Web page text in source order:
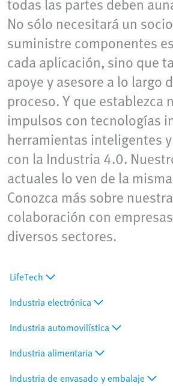
No sólo necesitará un
suministre componentes
cada aplicación, sino que
apoye y asesore a lo largo
proceso. Y que establezca
impulsos con tecnologías
herramientas inteligentes
con la Industria 4.0.
actuales lo ven de la
Conozca más sobre
colaboración con
diversos sectores.
LifeTech
Industria electrónica
Industria automovilística
Industria alimentaria
Industria de envasado y embalaje